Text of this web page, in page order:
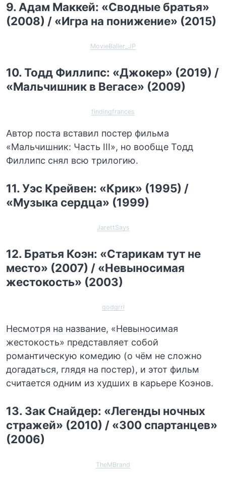
9. Адам Маккей: «Сводные братья»
(2008) / «Игра на понижение» (2015)
MovieBaller_JP
10. Тодд Филлипс: «Джокер» (2019) /
«Мальчишник в Вегасе» (2009)
findingfrances
Автор поста вставил постер фильма
«Мальчишник: Часть III», но вообще Тодд
Филлипс снял всю трилогию.
11. Уэс Крейвен: «Крик» (1995) /
«Музыка сердца» (1999)
JarettSays
12. Братья Коэн: «Старикам тут не
место» (2007) / «Невыносимая
жестокость» (2003)
godgrrl
Несмотря на название, «Невыносимая
жестокость» представляет собой
романтическую комедию (о чём не сложно
догадаться, глядя на постер), и этот фильм
считается одним из худших в карьере Коэнов.
13. Зак Снайдер: «Легенды ночных
стражей» (2010) / «300 спартанцев»
(2006)
TheMBrand